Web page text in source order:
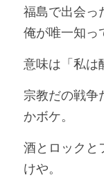
福島で出会っ
俺が唯一知っ
意味は「私は
宗教だの戦争
かボケ。
酒とロックと
けや。